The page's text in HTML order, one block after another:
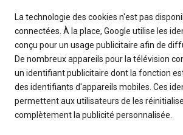
La technologie des cookies n'est pas
connectées. À la place, Google utilise les
conçu pour un usage publicitaire afin de
De nombreux appareils pour la télévision
un identifiant publicitaire dont la fonction
des identifiants d'appareils mobiles. Ces
permettent aux utilisateurs de les
complètement la publicité personnalisée.